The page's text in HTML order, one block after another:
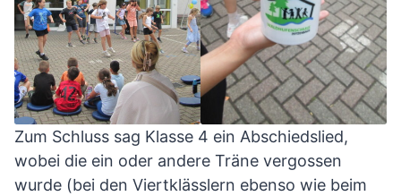
Zum Schluss sag Klasse 4 ein Abschiedslied,
wobei die ein oder andere Träne vergossen
wurde (bei den Viertklässlern ebenso wie beim